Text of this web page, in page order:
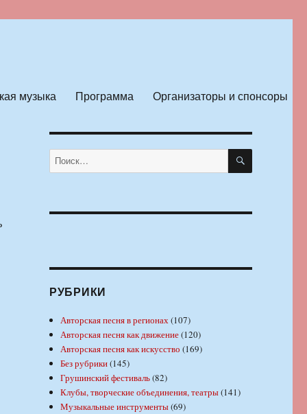
музыка Программа Организаторы и спонсоры
Искать: ПОИСК
РУБРИКИ
Авторская песня в регионах(107)
Авторская песня как движение(120)
Авторская песня как искусство (169)
Без рубрики(145)
Грушинский фестиваль(82)
Клубы, творческие объединения, театры(141)
Музыкальные инструменты(69)